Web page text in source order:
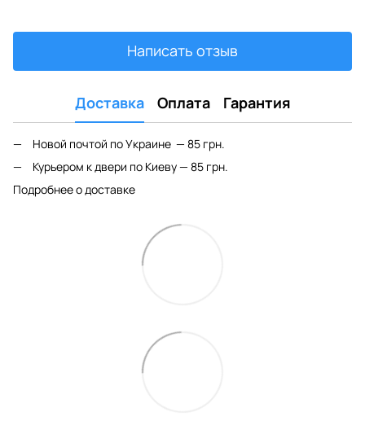
Написать отзыв
Доставка Оплата Гарантия
Новой почтой по Украине — 85 грн.
Курьером к двери по Киеву — 85 грн.
Подробнее о доставке